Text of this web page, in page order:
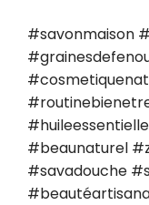
#savonmaison
#beaunaturel
#savadouche